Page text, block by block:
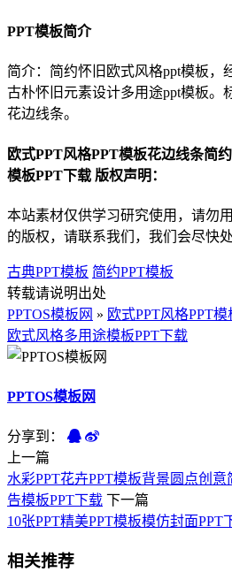
PPT模板简介
简介：简约怀旧欧式风格ppt模板，
古朴怀旧元素设计多用途ppt模板。
花边线条。
欧式PPT风格PPT模板花边线条简
模板PPT下载 版权声明：
本站素材仅供学习研究使用，请勿
的版权，请联系我们，我们会尽快处
古典PPT模板 简约PPT模板
转载请说明出处
PPTOS模板网 » 欧式PPT风格PPT
欧式风格多用途模板PPT下载
PPTOS模板网
分享到：
上一篇
水彩PPT花卉PPT模板背景圆点创
告模板PPT下载
下一篇
10张PPT精美PPT模板模仿封面PPT
相关推荐